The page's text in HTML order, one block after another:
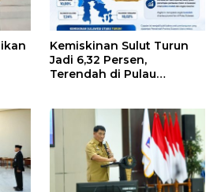
Kemiskinan Sulut Turun
Jadi 6,32 Persen,
Terendah di Pulau